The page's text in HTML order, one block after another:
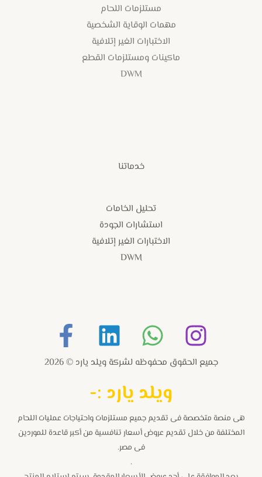
مستلزمات اللحام
مهمات الوقاية الشخصية
الاختبارات الغير إتلافية
ماكينات ومستلزمات القطع
DWM
خدماتنا
تحليل الخامات
استشارات الجودة
الاختبارات الغير إتلافية
DWM
جميع الحقوق محفوظه لشركة ويلد يارد © 2026
ويلد يارد :-
هى منصة متخصصة فى تقديم جميع مستلزمات واحتياجات عمليات اللحام
المختلفة من خلال تقديم عروض أسعار تنافسية من أكبر قاعدة للموردين
فى مصر.
.